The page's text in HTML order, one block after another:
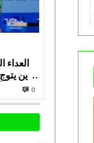
الدين
العربية0